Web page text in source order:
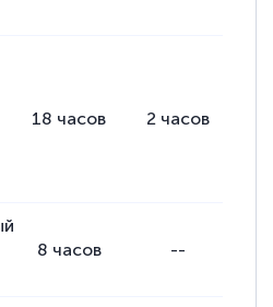
18 часов 2 часов
8 часов --